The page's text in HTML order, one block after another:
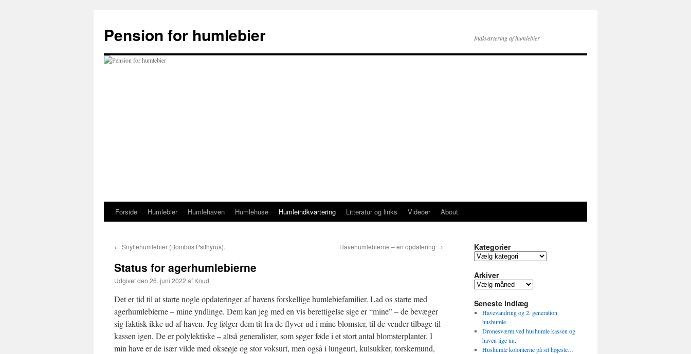
indhold
Pension for humlebier Indkvartering af humlebier
Forside Humlebier Humlehaven Humlehuse Humleindkvartering Litteratur og links Videoer About
← Snyltehumlebier (Bombus Psithyrus). Havehumlebierne – en opdatering →
Status for agerhumlebierne
Udgivet den 26. juni 2022 af Knud
Det er tid til at starte nogle opdateringer af havens forskellige humlebiefamilier. Lad os starte med
agerhumlebierne – mine yndlinge. Dem kan jeg med en vis berettigelse sige er “mine” – de bevæger
sig faktisk ikke ud af haven. Jeg følger dem tit fra de flyver ud i mine blomster, til de vender tilbage til
kassen igen. De er polylektiske – altså generalister, som søger føde i et stort antal blomsterplanter. I
min have er de især vilde med okseøje og stor voksurt, men også i lungeurt, kulsukker, torskemund,
Kategorier
Kategorier
Arkiver
Arkiver
Seneste indlæg
Havevandring og 2. generation
hushumle
Dronesværm ved hushumle kassen og
haven lige nu.
Hushumle kolonierne på sit højeste…